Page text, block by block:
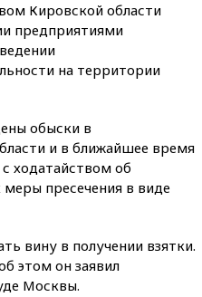
Кировской области
предприятиями
на территории
обыски в
и в ближайшее время
ходатайством об
пресечения в виде
вину в получении взятки.
этом он заявил
Москвы.